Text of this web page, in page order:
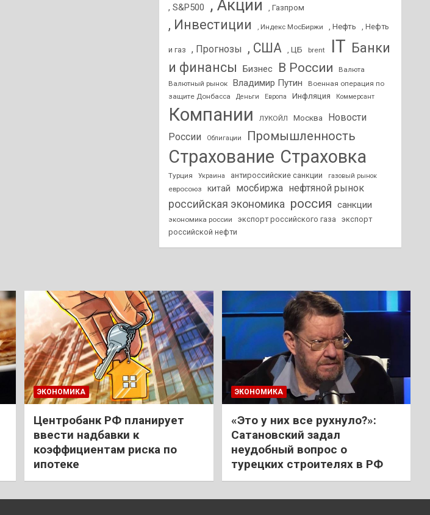
, S&P500 , Акции , Газпром
, Инвестиции , Индекс МосБиржи , Нефть , Нефть
и газ , Прогнозы , США , ЦБ brent IT Банки
и финансы
Бизнес В России
Валюта
Валютный рынок
Владимир Путин
Военная операция по
защите Донбасса
Деньги Европа Инфляция Коммерсант
Компании ЛУКОЙЛ Москва
Новости
России
Облигации Промышленность
Страхование Страховка
Турция Украина антироссийские санкции газовый рынок
евросоюз китай мосбиржа нефтяной рынок
российская экономика россия санкции
экономика россии экспорт российского газа
экспорт
российской нефти
ЭКОНОМИКА
Центробанк РФ планирует
ввести надбавки к
коэффициентам риска по
ипотеке
ЭКОНОМИКА
«Это у них все рухнуло?»:
Сатановский задал
неудобный вопрос о
турецких строителях в РФ